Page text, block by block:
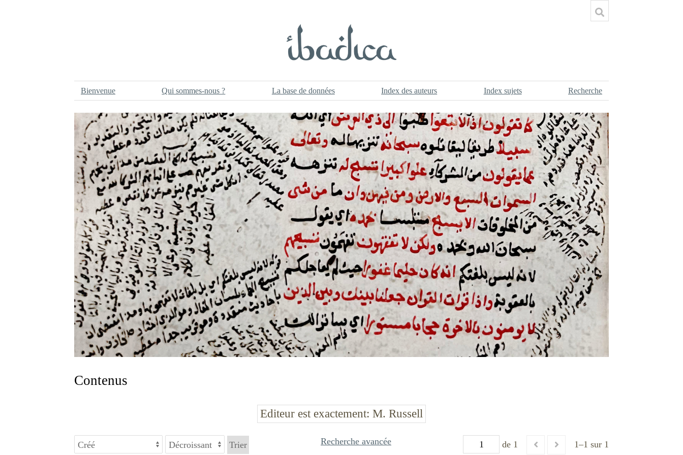
Bienvenue Qui sommes-nous ? La base de données Index des auteurs Index sujets Recherche
Contenus
Editeur est exactement M. Russell
de 1 1–1 sur 1
Recherche avancée
Trier